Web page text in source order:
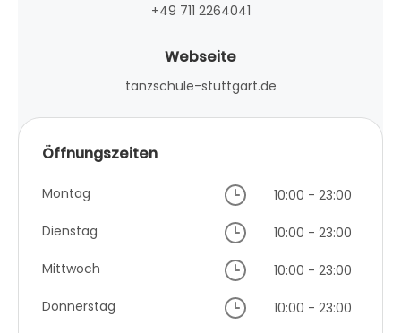
+49 711 2264041
Webseite
tanzschule-stuttgart.de
Öffnungszeiten
Montag
10:00 - 23:00
Dienstag
10:00 - 23:00
Mittwoch
10:00 - 23:00
Donnerstag
10:00 - 23:00